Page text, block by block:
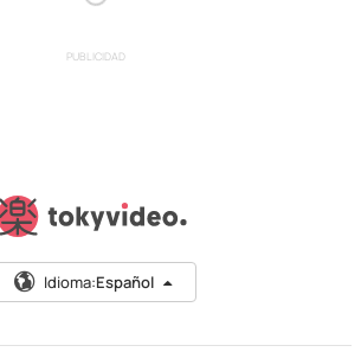
PUBLICIDAD
Idioma:Español